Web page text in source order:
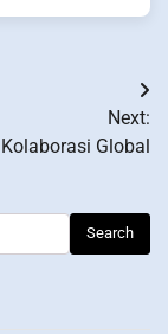
Next:
Global